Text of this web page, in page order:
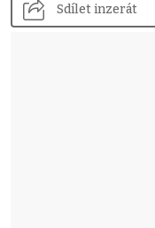
Sdílet inzerát